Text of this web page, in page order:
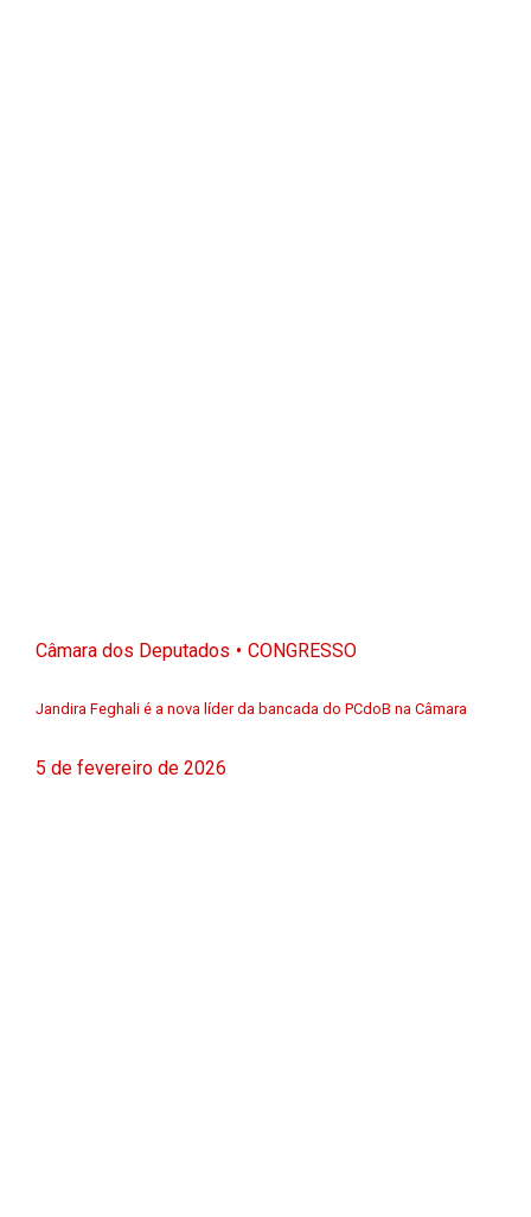
Câmara dos Deputados CONGRESSO
Jandira Feghali é a nova líder da bancada do PCdoB na Câmara
5 de fevereiro de 2026